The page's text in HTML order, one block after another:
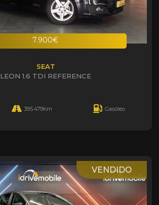
7.900€
SEAT
LEON 1.6 TDI REFERENCE
395.479Km Gasóleo
VENDIDO